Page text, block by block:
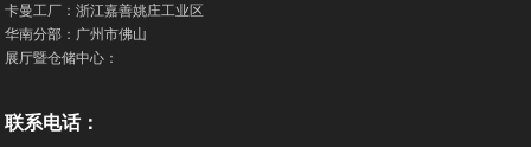
卡曼工厂：浙江嘉善姚庄工业区
华南分部：广州市佛山
展厅暨仓储中心：
联系电话：